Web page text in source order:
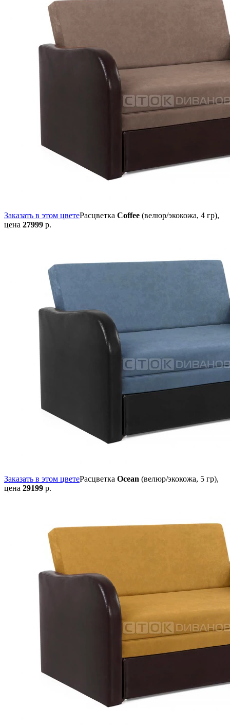
Заказать в этом цветеРасцветка Coffee (велюр/экокожа, 4 гр),
цена 27999 р.
Заказать в этом цветеРасцветка Ocean (велюр/экокожа, 5 гр),
цена 29199 р.